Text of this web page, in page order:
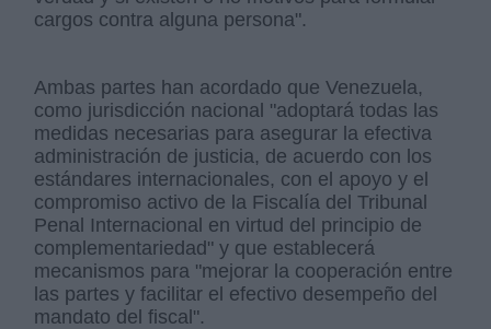
cargos contra alguna persona".
Ambas partes han acordado que Venezuela,
como jurisdicción nacional "adoptará todas las
medidas necesarias para asegurar la efectiva
administración de justicia, de acuerdo con los
estándares internacionales, con el apoyo y el
compromiso activo de la Fiscalía del Tribunal
Penal Internacional en virtud del principio de
complementariedad" y que establecerá
mecanismos para "mejorar la cooperación entre
las partes y facilitar el efectivo desempeño del
mandato del fiscal".